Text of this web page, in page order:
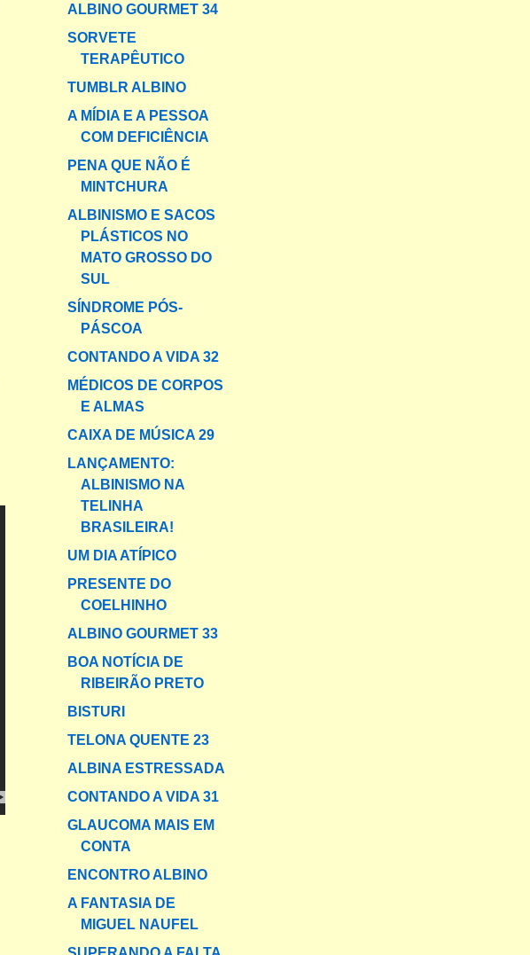
ALBINO GOURMET 34
SORVETE
TERAPÊUTICO
TUMBLR ALBINO
A MÍDIA E A PESSOA
COM DEFICIÊNCIA
PENA QUE NÃO É
MINTCHURA
ALBINISMO E SACOS
PLÁSTICOS NO
MATO GROSSO DO
SUL
SÍNDROME PÓS-
PÁSCOA
CONTANDO A VIDA 32
MÉDICOS DE CORPOS
E ALMAS
CAIXA DE MÚSICA 29
LANÇAMENTO:
ALBINISMO NA
TELINHA
BRASILEIRA!
UM DIA ATÍPICO
PRESENTE DO
COELHINHO
ALBINO GOURMET 33
BOA NOTÍCIA DE
RIBEIRÃO PRETO
BISTURI
TELONA QUENTE 23
ALBINA ESTRESSADA
CONTANDO A VIDA 31
GLAUCOMA MAIS EM
CONTA
ENCONTRO ALBINO
A FANTASIA DE
MIGUEL NAUFEL